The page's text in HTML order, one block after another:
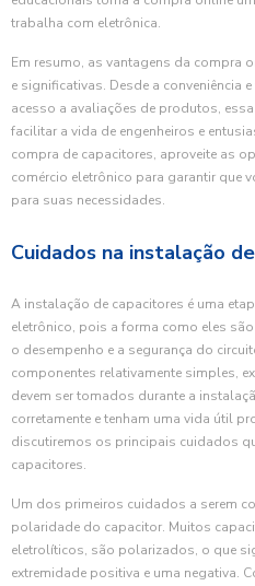
trabalha com eletrônica.
Em resumo, as vantagens da compra
e significativas. Desde a conveniência
acesso a avaliações de produtos,
facilitar a vida de engenheiros e
compra de capacitores, aproveite as
comércio eletrônico para garantir que
para suas necessidades.
Cuidados na instalação
A instalação de capacitores é uma
eletrônico, pois a forma como eles
o desempenho e a segurança do
componentes relativamente simples,
devem ser tomados durante a
corretamente e tenham uma vida útil
discutiremos os principais cuidados
capacitores.
Um dos primeiros cuidados a serem
polaridade do capacitor. Muitos
eletrolíticos, são polarizados, o que
extremidade positiva e uma negativa.